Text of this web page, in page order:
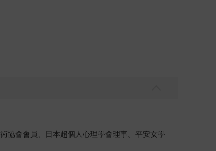
協會會員、日本超個人心理學會理事。平安女學